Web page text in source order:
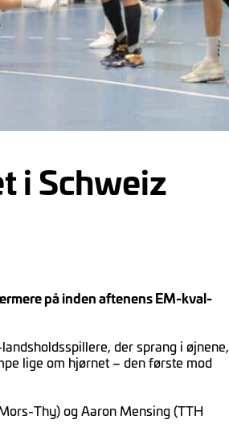
i Schweiz
på inden aftenens EM-kval-
der sprang i øjnene,
lige om hjørnet – den første mod
Thy) og Aaron Mensing (TTH